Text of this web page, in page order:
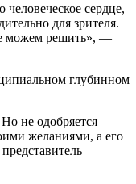
человеческое сердце,
для зрителя.
можем решить», —
глубинном
не одобряется
желаниями, а его